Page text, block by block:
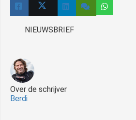
NIEUWSBRIEF
Over de schrijver
Berdi